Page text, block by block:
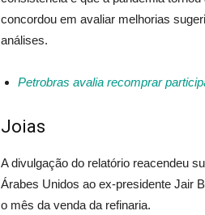
concordou em avaliar melhorias
análises.
Petrobras avalia recomprar
Joias
A divulgação do relatório reacendeu
Árabes Unidos ao ex-presidente Jair
o mês da venda da refinaria.